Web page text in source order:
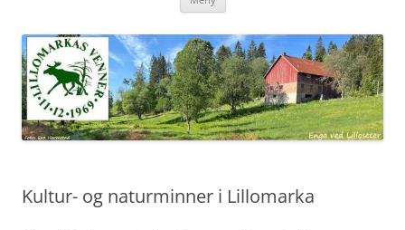
Kultur- og naturminner i Lillomarka